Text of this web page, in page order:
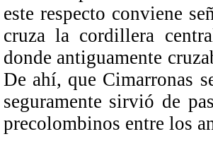
este respecto conviene
cruza la cordillera
donde antiguamente
De ahí, que Cimarronas
seguramente sirvió de
precolombinos entre los